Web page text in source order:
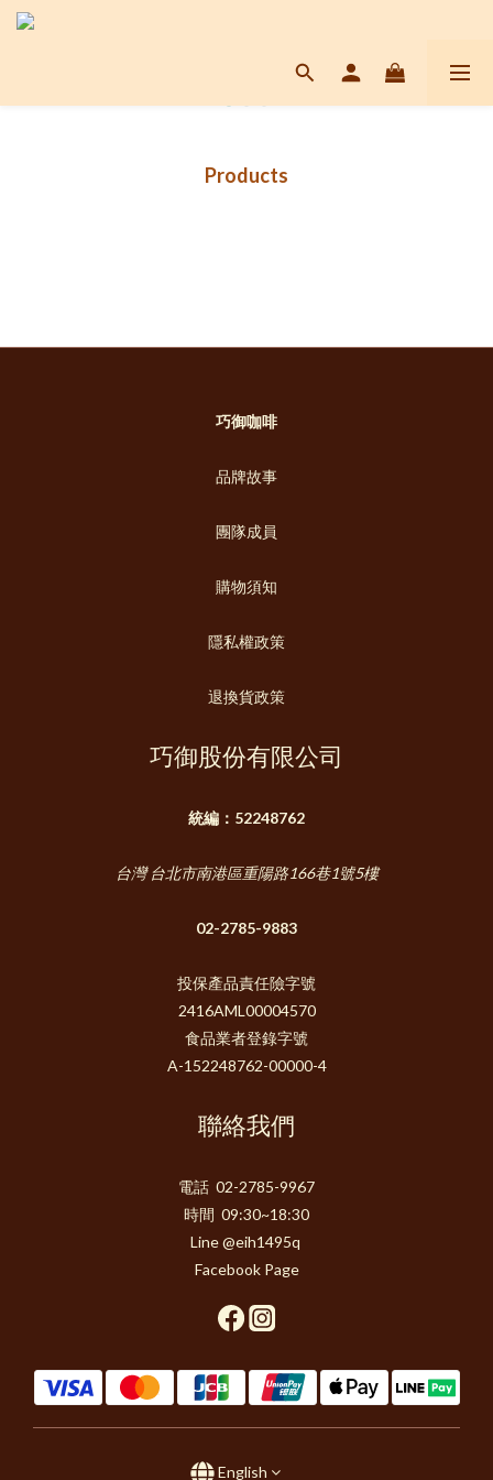
Products
巧御咖啡
品牌故事
團隊成員
購物須知
隱私權政策
退換貨政策
巧御股份有限公司
統編：52248762
台灣 台北市南港區重陽路166巷1號5樓
02-2785-9883
投保產品責任險字號
2416AML00004570
食品業者登錄字號
A-152248762-00000-4
聯絡我們
電話 02-2785-9967
時間 09:30~18:30
Line @eih1495q
Facebook Page
English